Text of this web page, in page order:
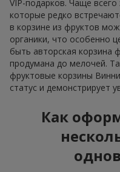
VIP-подарков. Чаще всего
которые редко
в корзине из фруктов
органики, что особенно
быть авторская корзина
продумана до мелочей.
фруктовые корзины
статус и демонстрирует
Как